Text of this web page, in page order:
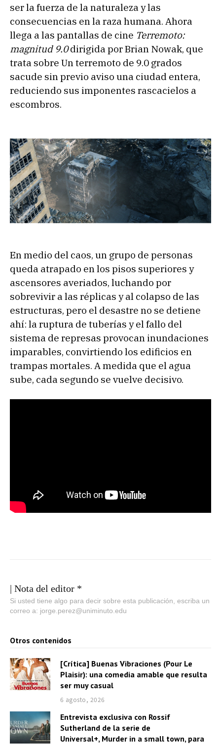
ser la fuerza de la naturaleza y las
consecuencias en la raza humana. Ahora
llega a las pantallas de cine Terremoto:
magnitud 9.0dirigida por Brian Nowak, que
trata sobre Un terremoto de 9.0 grados
sacude sin previo aviso una ciudad entera,
reduciendo sus imponentes rascacielos a
escombros.
En medio del caos, un grupo de personas
queda atrapado en los pisos superiores y
ascensores averiados, luchando por
sobrevivir a las réplicas y al colapso de las
estructuras, pero el desastre no se detiene
ahí: la ruptura de tuberías y el fallo del
sistema de represas provocan inundaciones
imparables, convirtiendo los edificios en
trampas mortales. A medida que el agua
sube, cada segundo se vuelve decisivo.
| Nota del editor *
Si usted tiene algo para decir sobre esta publicación, escriba un
correo a: jorge.perez@uniminuto.edu
Otros contenidos
[Crítica] Buenas Vibraciones (Pour Le
Plaisir): una comedia amable que resulta
ser muy casual
6 agosto, 2026
Entrevista exclusiva con Rossif
Sutherland de la serie de
Universal+, Murder in a small town, para